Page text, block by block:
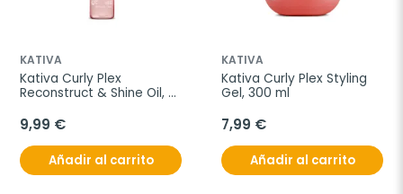
KATIVA
Kativa Curly Plex
Reconstruct & Shine Oil,
9,99 €
Añadir al carrito
KATIVA
Kativa Curly Plex Styling
Gel, 300 ml
7,99 €
Añadir al carrito